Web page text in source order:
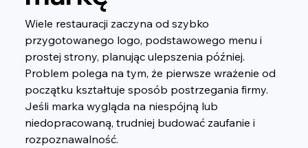
Wiele restauracji zaczyna od szybko
przygotowanego logo, podstawowego menu i
prostej strony, planując ulepszenia później.
Problem polega na tym, że pierwsze wrażenie od
początku kształtuje sposób postrzegania firmy.
Jeśli marka wygląda na niespójną lub
niedopracowaną, trudniej budować zaufanie i
rozpoznawalność.